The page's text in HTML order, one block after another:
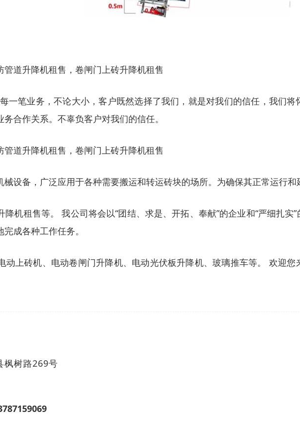
道升降机租售，卷闸门上砖升降机租售
一笔业务，不论大小，客户既然选择了我们，就是对我们的信任，我们
合作关系。不辜负客户对我们的信任。
道升降机租售，卷闸门上砖升降机租售
设备，广泛应用于各种需要搬运和转运砖块的场所。为确保其正常运行和
机租售等。 我公司将会以“团结、求是、开拓、奉献”的企业和“严细扎
成各种工作任务。
动上砖机、电动卷闸门升降机、电动光伏板升降机、玻璃推车等。 欢迎
枫树路269号